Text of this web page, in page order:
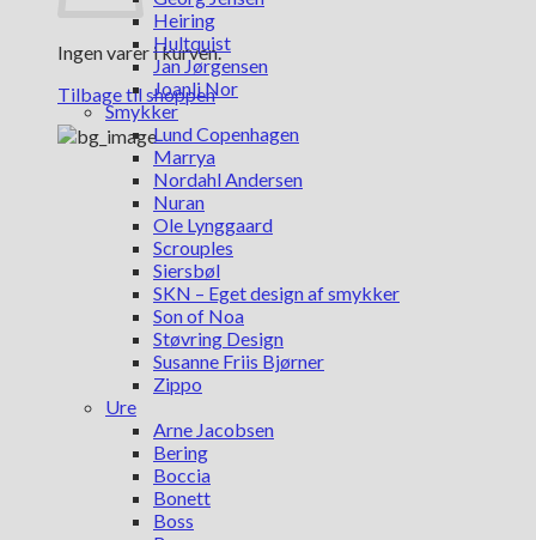
Ingen varer i kurven.
Tilbage til shoppen
Heiring
Hultquist
Jan Jørgensen
Joanli Nor
Smykker
Lund Copenhagen
Marrya
Nordahl Andersen
Nuran
Ole Lynggaard
Scrouples
Siersbøl
SKN – Eget design af smykker
Son of Noa
Støvring Design
Susanne Friis Bjørner
Zippo
Ure
Arne Jacobsen
Bering
Boccia
Bonett
Boss